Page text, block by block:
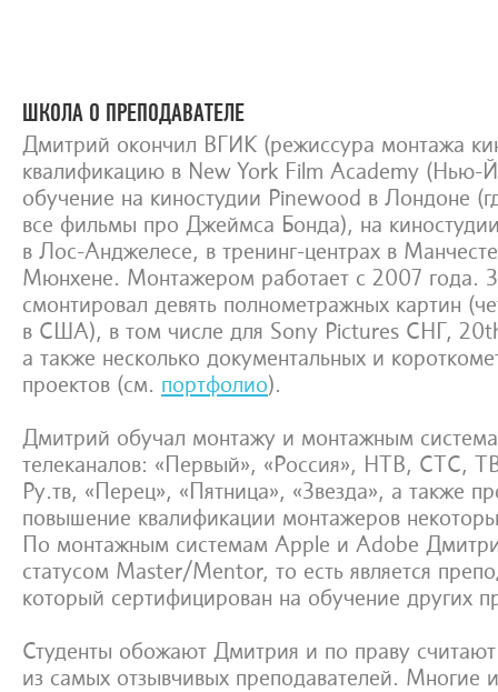
ШКОЛА О ПРЕПОДАВАТЕЛЕ
Дмитрий окончил ВГИК (режиссура монтажа
квалификацию в New York Film Academy (Нью-
обучение на киностудии Pinewood в Лондоне
все фильмы про Джеймса Бонда), на
в Лос-Анджелесе, в тренинг-центрах в
Мюнхене. Монтажером работает с 2007 года.
смонтировал девять полнометражных картин
в США), в том числе для Sony Pictures СНГ,
а также несколько документальных и
проектов (см. портфолио).
Дмитрий обучал монтажу и монтажным
телеканалов: «Первый», «Россия», НТВ, СТС,
Ру.тв, «Перец», «Пятница», «Звезда», а также
повышение квалификации монтажеров
По монтажным системам Apple и Adobe
статусом Master/Mentor, то есть является
который сертифицирован на обучение других
Студенты обожают Дмитрия и по праву
из самых отзывчивых преподавателей. Многие